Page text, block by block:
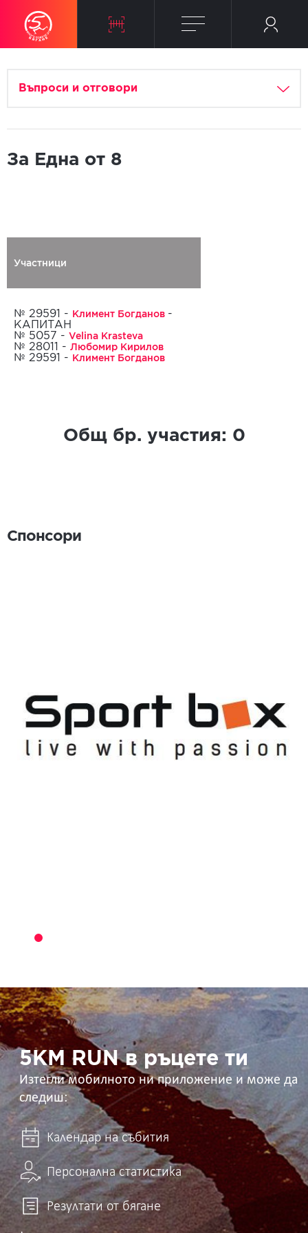
Въпроси и отговори
За Една от 8
Участници
№ 29591 - Климент Богданов -
КАПИТАН
№ 5057 - Velina Krasteva
№ 28011 - Любомир Кирилов
№ 29591 - Климент Богданов
Общ бр. участия: 0
Спонсори
5KM
RUN
в
ръцете
ти 5KM RUN в ръцете ти
Изтегли мобилното ни приложение и може да
следиш:
Календар на събития
Персонална статистика
Резултати от бягане